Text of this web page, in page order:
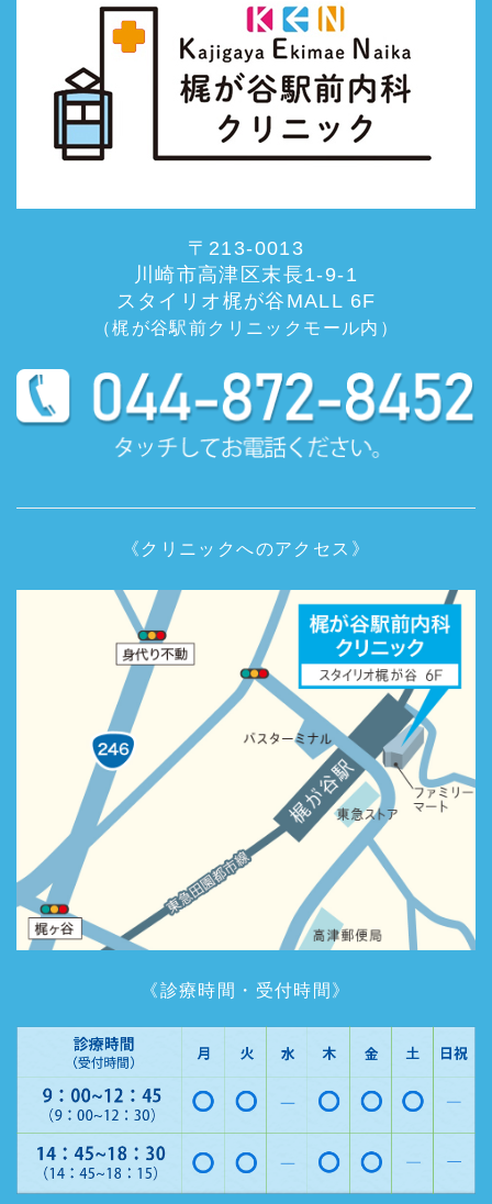
〒213-0013
川崎市高津区末長1-9-1
スタイリオ梶が谷MALL 6F
（梶が谷駅前クリニックモール内）
《クリニックへのアクセス》
《診療時間・受付時間》